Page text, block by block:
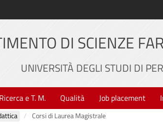
DI SCIENZE
UNIVERSITÀ DEGLI STUDI DI
Ricerca e T. M. Qualità Job placement
Corsi di Laurea Magistrale